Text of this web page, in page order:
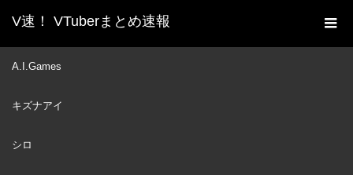
V速！ VTuberまとめ速報
A.I.Games
キズナアイ
シロ
ホーム
新着動画一覧
28